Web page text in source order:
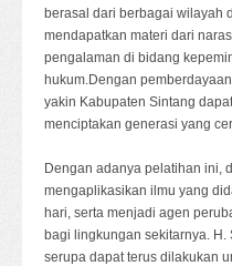
berasal dari berbagai wilayah
mendapatkan materi dari
pengalaman di bidang
hukum.Dengan
yakin Kabupaten Sintang
menciptakan generasi yang
Dengan adanya pelatihan ini,
mengaplikasikan ilmu yang
hari, serta menjadi agen
bagi lingkungan sekitarnya.
serupa dapat terus dilakukan